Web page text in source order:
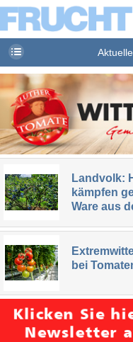
Landvolk:
kämpfen
Ware aus
bei